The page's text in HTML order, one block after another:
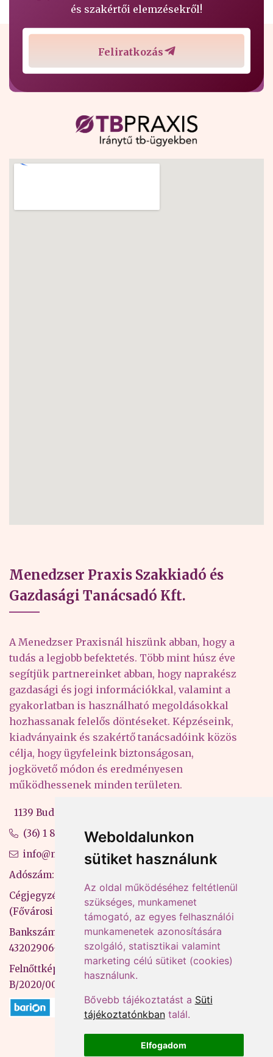
Weboldalunkon
sütiket használunk
Az oldal működéséhez feltétlenül
szükséges, munkamenet
támogató, az egyes felhasználói
munkamenetek azonosítására
szolgáló, statisztikai valamint
marketing célú sütiket (cookies)
használunk.
Bővebb tájékoztatást a Süti
tájékoztatónkbantalál.
Elfogadom
és szakértői elemzésekről!
Feliratkozás
Menedzser Praxis Szakkiadó és
Gazdasági Tanácsadó Kft.
A Menedzser Praxisnál hiszünk abban, hogy a
tudás a legjobb befektetés. Több mint húsz éve
segítjük partnereinket abban, hogy naprakész
gazdasági és jogi információkkal, valamint a
gyakorlatban is használható megoldásokkal
hozhassanak felelős döntéseket. Képzéseink,
kiadványaink és szakértő tanácsadóink közös
célja, hogy ügyfeleink biztonságosan,
jogkövető módon és eredményesen
működhessenek minden területen.
1139 Budapest, Váci út 99-105. 4. em.
(36) 1 880 76 00
info@mprx.hu
Adószám: 13598145-2-41
Cégjegyzékszám: 01-09-883770
(Fővárosi Bíróság)
Bankszámlaszám: CIB Bank, 10700581-
43202906-51100005
Felnőttképzési nyilvántartási szám:
B/2020/000053